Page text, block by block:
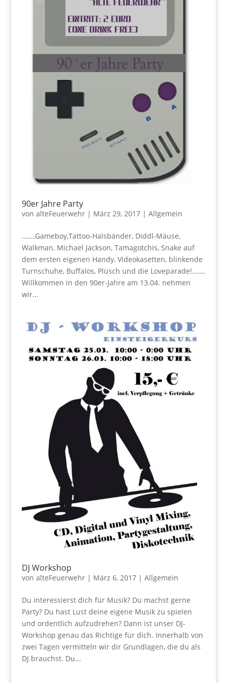
90er Jahre Party
von alteFeuerwehr| März 29, 2017| Allgemein
…….Gameboy,Tattoo-Halsbänder, Diddl-Mäuse,
Walkman, Michael Jackson, Tamagotchis, Snake auf
dem ersten eigenen Handy, Videokasetten, blinkende
Turnschuhe, Buffalos, Plüsch und die Loveparade!…….
Willkommen in den 90er-Jahre am 13.04. nehmen
wir...
DJ Workshop
von alteFeuerwehr| März 6, 2017| Allgemein
Du interessierst dich für Musik? Du machst gerne
Party? Du hast Lust deine eigene Musik zu spielen
und ordentlich aufzudrehen? Dann ist unser DJ-
Workshop genau das Richtige für dich. Innerhalb von
zwei Tagen vermitteln wir dir Grundlagen, die du als
DJ brauchst. Du...